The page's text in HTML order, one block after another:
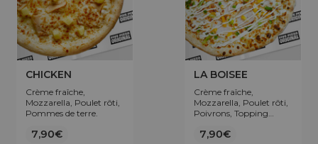
CHICKEN
Crème fraîche,
Mozzarella, Poulet rôti,
Pommes de terre.
7,90€
LA BOISEE
Crème fraîche,
Mozzarella, Poulet rôti,
Poivrons, Topping
7,90€